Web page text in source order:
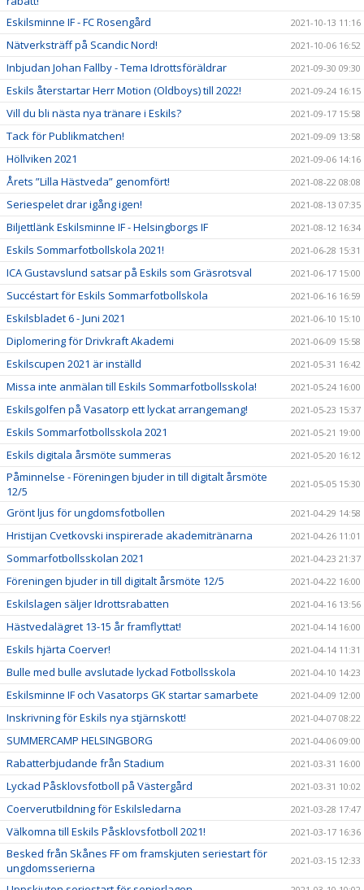
Eskilsminne IF - FC Rosengård 2021-10-13 11:16
Nätverksträff på Scandic Nord! 2021-10-06 16:52
Inbjudan Johan Fallby - Tema Idrottsföräldrar 2021-09-30 09:30
Eskils återstartar Herr Motion (Oldboys) till 2022! 2021-09-24 16:15
Vill du bli nästa nya tränare i Eskils? 2021-09-17 15:58
Tack för Publikmatchen! 2021-09-09 13:58
Höllviken 2021 2021-09-06 14:16
Årets ”Lilla Hästveda” genomfört! 2021-08-22 08:08
Seriespelet drar igång igen! 2021-08-13 07:35
Biljettlänk Eskilsminne IF - Helsingborgs IF 2021-08-12 16:34
Eskils Sommarfotbollskola 2021! 2021-06-28 15:31
ICA Gustavslund satsar på Eskils som Gräsrotsval 2021-06-17 15:00
Succéstart för Eskils Sommarfotbollskola 2021-06-16 16:59
Eskilsbladet 6 - Juni 2021 2021-06-10 15:10
Diplomering för Drivkraft Akademi 2021-06-09 15:58
Eskilscupen 2021 är inställd 2021-05-31 16:42
Missa inte anmälan till Eskils Sommarfotbollsskola! 2021-05-24 16:00
Eskilsgolfen på Vasatorp ett lyckat arrangemang! 2021-05-23 15:37
Eskils Sommarfotbollsskola 2021 2021-05-21 19:00
Eskils digitala årsmöte summeras 2021-05-20 16:12
Påminnelse - Föreningen bjuder in till digitalt årsmöte
12/5
2021-05-05 15:30
Grönt ljus för ungdomsfotbollen 2021-04-29 14:58
Hristijan Cvetkovski inspirerade akademitränarna 2021-04-26 11:01
Sommarfotbollsskolan 2021 2021-04-23 21:37
Föreningen bjuder in till digitalt årsmöte 12/5 2021-04-22 16:00
Eskilslagen säljer Idrottsrabatten 2021-04-16 13:56
Hästvedalägret 13-15 år framflyttat! 2021-04-14 16:00
Eskils hjärta Coerver! 2021-04-14 11:31
Bulle med bulle avslutade lyckad Fotbollsskola 2021-04-10 14:23
Eskilsminne IF och Vasatorps GK startar samarbete 2021-04-09 12:00
Inskrivning för Eskils nya stjärnskott! 2021-04-07 08:22
SUMMERCAMP HELSINGBORG 2021-04-06 09:00
Rabatterbjudande från Stadium 2021-03-31 16:00
Lyckad Påsklovsfotboll på Västergård 2021-03-31 10:02
Coerverutbildning för Eskilsledarna 2021-03-28 17:47
Välkomna till Eskils Påsklovsfotboll 2021! 2021-03-17 16:36
Besked från Skånes FF om framskjuten seriestart för
ungdomsserierna
2021-03-15 12:33